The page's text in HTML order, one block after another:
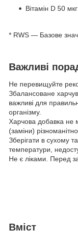
Вітамін D 50
* RWS — Базове
Важливі
Не перевищуйте
Збалансоване
важливі для
організму.
Харчова добавка не
(заміни)
Зберігати в сухому
температури,
Не є ліками. Перед
Вміст